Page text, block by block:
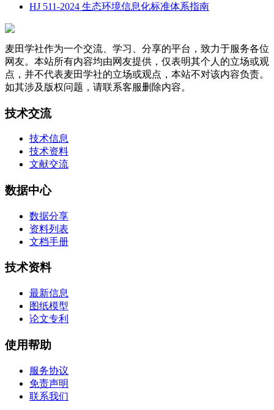
HJ 511-2024 生态环境信息化标准体系指南
麦田学社作为一个交流、学习、分享的平台，致力于服务各位
网友。本站所有内容均由网友提供，仅表明其个人的立场或观
点，并不代表麦田学社的立场或观点，本站不对该内容负责。
如其涉及版权问题，请联系客服删除内容。
技术交流
技术信息
技术资料
文献交流
数据中心
数据分享
资料列表
文档手册
技术资料
最新信息
图纸模型
论文专利
使用帮助
服务协议
免责声明
联系我们